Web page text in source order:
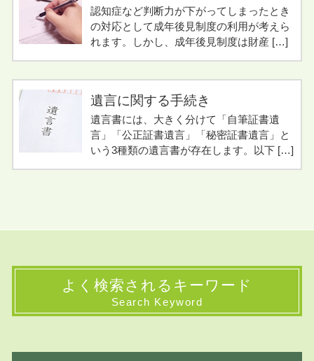
認知症など判断力が下がってしまったとき
の対応として成年後見制度の利用が考えら
れます。しかし、成年後見制度は財産 […]
遺言に関する手続き
遺言書には、大きく分けて「自筆証書遺
言」「公正証書遺言」「秘密証書遺言」と
いう3種類の遺言書が存在します。以下 […]
よく検索されるキーワード
Search Keyword